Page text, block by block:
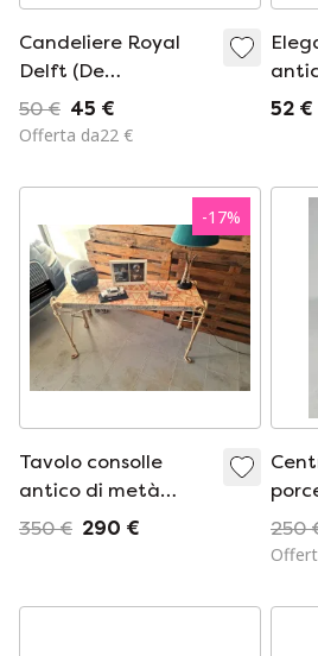
Candeliere Royal
Delft (De
Porceleyne Gles) con
anello
50 € 45 €
Offerta da22 €
52 €
-17%
Tavolo consolle
antico di metà
secolo
350 € 290 €
Lee,
250